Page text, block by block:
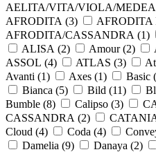
AELITA/VITA/VIOLA/
AFRODITA (3)
AFRODITA/CASSANDRA (1)
ALISA (2) Amour (2)
ASSOL (4) ATLAS (3)
Avanti (1) Axes (1) Basic (
Bianca (5) Bild (11)
Bumble (8) Calipso (3)
CASSANDRA (2)
Cloud (4) Coda (4)
Damelia (9) Danaya (2)